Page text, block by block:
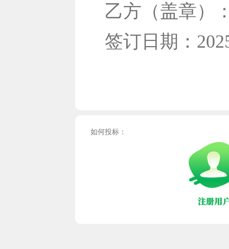
乙方（盖章）
签订日期：
如何投标：